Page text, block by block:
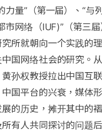
力量”（第一届）、“
市网络（IUF)”（第三
所就朝向一个实践的
国网络社会的研究。
孙权教授拉出中国互
国平台的兴衰，媒体
的历史，摊开其中的
有人共同探讨的问题